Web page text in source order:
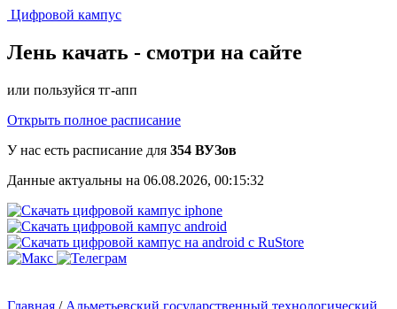
Цифровой кампус
Лень качать - смотри на сайте
или пользуйся тг-апп
Открыть полное расписание
У нас есть расписание для 354 ВУЗов
Данные актуальны на 06.08.2026, 00:15:32
Главная / Альметьевский государственный технологический